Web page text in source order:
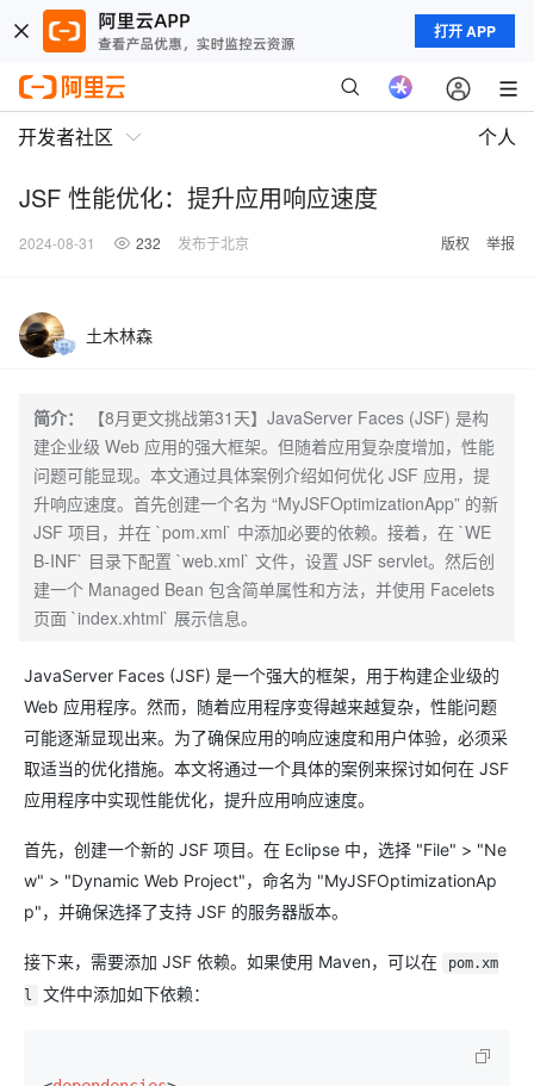
打开 APP
开发者社区 个人
JSF 性能优化：提升应用响应速度
2024-08-31 232 发布于北京 版权 举报
土木林森
简介：
【8月更文挑战第31天】JavaServer Faces (JSF) 是构
建企业级 Web 应用的强大框架。但随着应用复杂度增加，性能
问题可能显现。本文通过具体案例介绍如何优化 JSF 应用，提
升响应速度。首先创建一个名为 “MyJSFOptimizationApp” 的新
JSF 项目，并在 `pom.xml` 中添加必要的依赖。接着，在 `WE
B-INF` 目录下配置 `web.xml` 文件，设置 JSF servlet。然后创
建一个 Managed Bean 包含简单属性和方法，并使用 Facelets
页面 `index.xhtml` 展示信息。
JavaServer Faces (JSF) 是一个强大的框架，用于构建企业级的
Web 应用程序。然而，随着应用程序变得越来越复杂，性能问题
可能逐渐显现出来。为了确保应用的响应速度和用户体验，必须采
取适当的优化措施。本文将通过一个具体的案例来探讨如何在 JSF
应用程序中实现性能优化，提升应用响应速度。
首先，创建一个新的 JSF 项目。在 Eclipse 中，选择 "File" > "Ne
w" > "Dynamic Web Project"，命名为 "MyJSFOptimizationAp
p"，并确保选择了支持 JSF 的服务器版本。
接下来，需要添加 JSF 依赖。如果使用 Maven，可以在
pom.xm
l
文件中添加如下依赖：